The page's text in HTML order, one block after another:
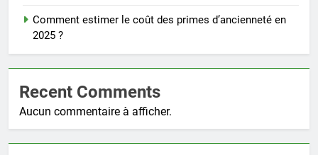
Comment estimer le coût des primes d’ancienneté en
2025 ?
Recent Comments
Aucun commentaire à afficher.